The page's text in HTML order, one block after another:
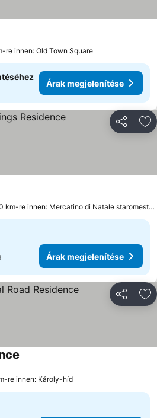
re innen: Old Town Square
Árak megjelenítése
2.0 km-re innen: Mercatino di Natale staromestske namest
Árak megjelenítése
re innen: Károly-híd